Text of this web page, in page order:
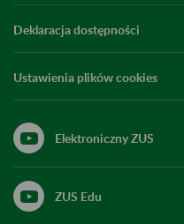
Deklaracja dostępności
Ustawienia plików cookies
Elektroniczny ZUS
ZUS Edu